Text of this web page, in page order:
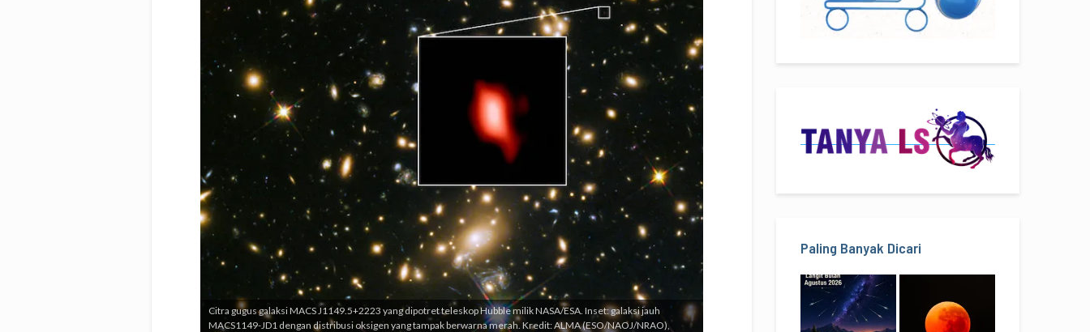
Citra gugus galaksi MACS J1149.5+2223 yang dipotret teleskop Hubble milik NASA/ESA. Inset: galaksi jauh
MACS1149-JD1 dengan distribusi oksigen yang tampak berwarna merah. Kredit: ALMA (ESO/NAOJ/NRAO),
Paling Banyak Dicari